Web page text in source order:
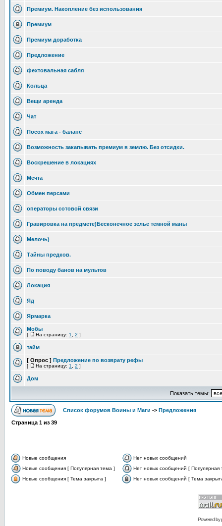
Премиум. Накопление без использования
Премиум
Премиум доработка
Предложение
фехтовальная сабля
Кольца
Вещи аренда
Чат
Посох мага - баланс
Возможность закапывать премиум в землю. Без отсидки.
Воскрешение в локациях
Мечта
Обмен персами
операторы сотовой связи
Гравировка на предмете)Бесконечное зелье темной маны
Мелочь)
Тайны предков.
По поводу банов на мультов
Локация
Яд
Ярмарка
Мобы
[ На страницу: 1 2 ]
тайм
[ Опрос ] Предложение по возврату рефы
[ На страницу: 1 2 ]
Дом
Показать темы:
Список форумов Воины и Маги -> Предложения
Страница 1 из 39
Новые сообщения
Нет новых сообщений
Новые сообщения [ Популярная тема ]
Нет новых сообщений [ Популярная
Новые сообщения [ Тема закрыта ]
Нет новых сообщений [ Тема
Powered by